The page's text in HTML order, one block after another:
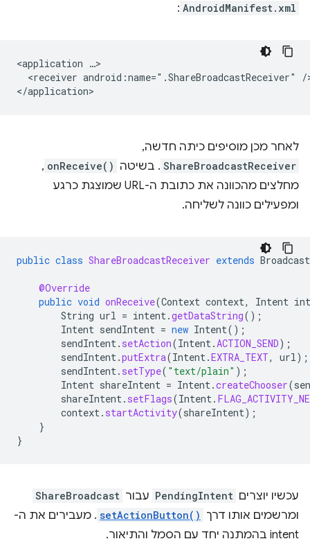
AndroidManifest.xml
:
<application
<receiver android:name=".ShareBroadcastReceiver"
/
לאחר מכן מוסיפים כיתה חדשה,
ShareBroadcastReceiver . בשיטה onReceive()
,
מחלצים מהכוונה את כתובת ה-URL שמוצגת כרגע
ומפעילים כוונה לשליחה.
public class ShareBroadcastReceiver extends
@Override
public void onReceive(Context context, Intent
String url = intent.getDataString();
Intent sendIntent = new Intent();
sendIntent. setAction(Intent.ACTION_SEND);
sendIntent.putExtra(Intent.EXTRA_TEXT, url);
sendIntent. setType( "text/plain" );
Intent shareIntent = Intent.createChooser(
shareIntent. setFlags(Intent.
context. startActivity(shareIntent);
}
}
עכשיו יוצרים PendingIntent עבור ShareBroadcast
ומרשמים אותו דרך setActionButton() . מעבירים את ה-
intent בהמתנה יחד עם הסמל והתיאור.